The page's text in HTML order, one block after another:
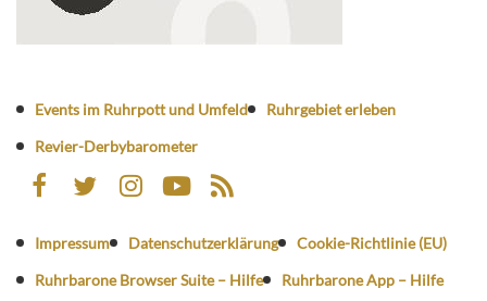
Events im Ruhrpott und Umfeld
Ruhrgebiet erleben
Revier-Derbybarometer
Impressum Datenschutzerklärung
Cookie-Richtlinie (EU)
Ruhrbarone Browser Suite – Hilfe
Ruhrbarone App – Hilfe